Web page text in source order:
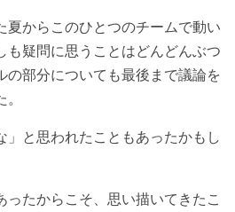
夏からこのひとつのチームで動い
も疑問に思うことはどんどんぶつ
の部分についても最後まで議論を
」と思われたこともあったかもし
ったからこそ、思い描いてきたこ